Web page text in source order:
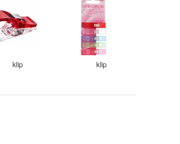
klip klip